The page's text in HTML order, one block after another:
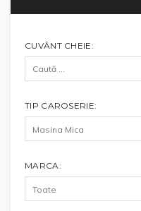
CUVÂNT CHEIE:
TIP CAROSERIE:
MARCA: